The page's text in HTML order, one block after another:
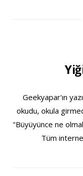
Geekyapar'ın
okudu, okula
"Büyüyünce ne
Tüm